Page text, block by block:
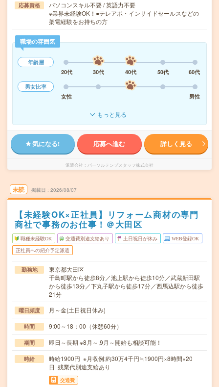
応募資格
パソコンスキル不要 / 英語力不要
※業界未経験OK！●テレアポ・インサイドセールスなどの
架電経験をお持ちの方
職場の雰囲気
年齢層
20代
30代 40代 50代
60代
男女比率
女性
男性
もっと見る
気になる! 応募へ進む 詳しく見る
派遣会社 パーソルテンプスタッフ株式会社
未読 掲載日 2026/08/07
【未経験OK×正社員】リフォーム商材の専門
商社で事務のお仕事！＠大田区
職種未経験OK 交通費別途支給あり 土日祝日が休み WEB登録OK
正社員への紹介予定派遣
勤務地
東京都大田区
千鳥町駅から徒歩8分／池上駅から徒歩10分／武蔵新田駅
から徒歩13分／下丸子駅から徒歩17分／西馬込駅から徒歩
21分
曜日頻度 月～金(土日祝日休み)
時間 9:00～18：00（休憩60分）
期間 即日～長期 ※8月～,9月～開始も相談可能！
時給
時給1900円 ※月収例:約30万4千円≒1900円×8時間×20
日 残業代別途支給あり
交通費